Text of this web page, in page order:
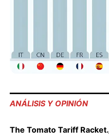
ANÁLISIS Y OPINIÓN
The Tomato Tariff Racket.